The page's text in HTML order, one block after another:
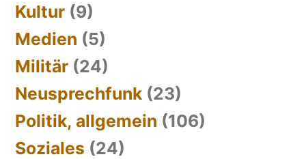
Kultur (9)
Medien (5)
Militär (24)
Neusprechfunk (23)
Politik, allgemein (106)
Soziales (24)